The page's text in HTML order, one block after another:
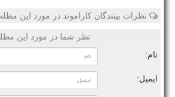
نظرات بینندگان کاراموند در مورد این
نظر شما در مورد این
نام:
ایمیل: